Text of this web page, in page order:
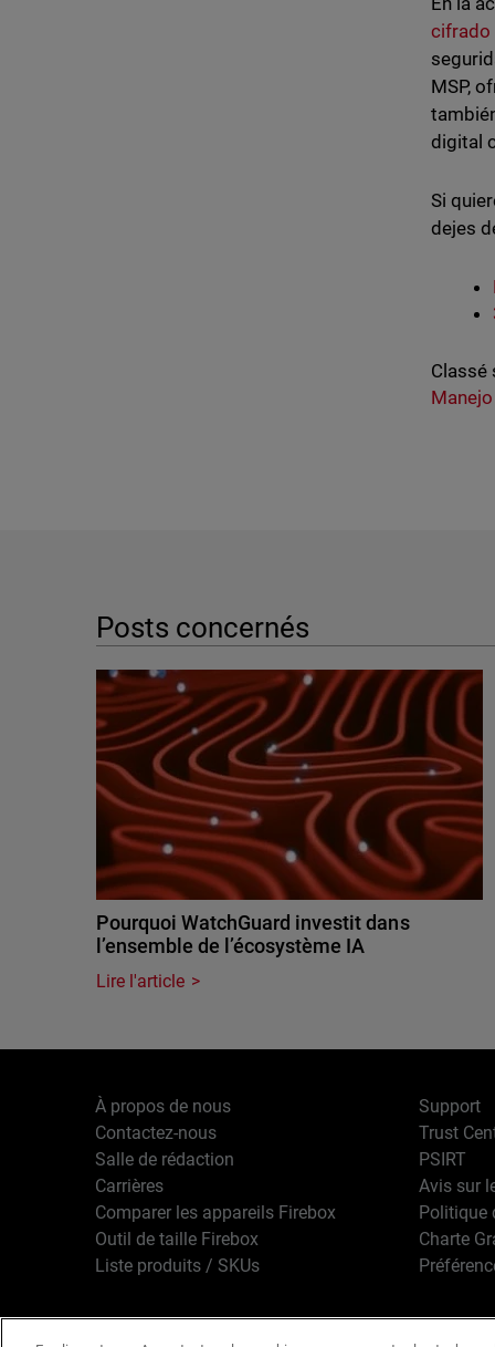
cifrado
MSP,
digital
Si
dejes
Classé
Posts concernés
Pourquoi WatchGuard investit dans
l’ensemble de l’écosystème IA
Lire l'article
À propos de nous
Contactez-nous
Salle de rédaction
Carrières
Comparer les appareils Firebox
Outil de taille Firebox
Liste produits / SKUs
Support
Trust
PSIRT
Avis sur
Politique
Charte